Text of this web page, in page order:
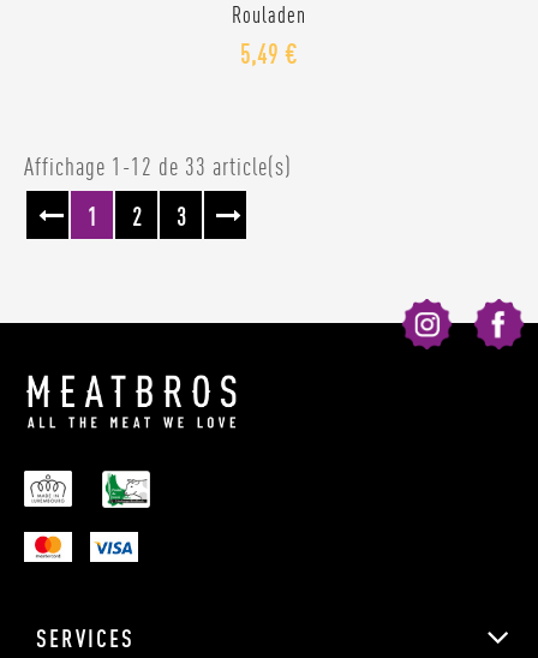
Rouladen
5,49 €
Affichage 1-12 de 33 article(s)
1
2 3
SERVICES